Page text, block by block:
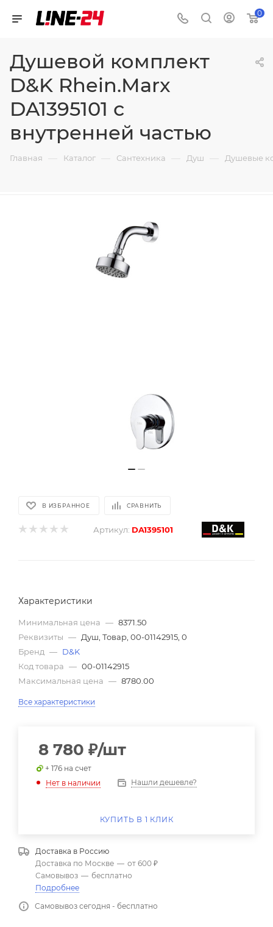
0
Душевой комплект
D&K Rhein.Marx
DA1395101 с
внутренней частью
Главная — Каталог — Сантехника — Душ — Душевые
В ИЗБРАННОЕ СРАВНИТЬ
Артикул: DA1395101
Характеристики
Минимальная цена — 8371.50
Реквизиты — Душ, Товар, 00-01142915, 0
Бренд — D&K
Код товара — 00-01142915
Максимальная цена — 8780.00
Все характеристики
8 780 ₽/шт
+ 176 на счет
Нет в наличии
Нашли дешевле?
КУПИТЬ В 1 КЛИК
Доставка в Россию
Доставка по Москве — от 600 ₽
Самовывоз — бесплатно
Подробнее
Самовывоз сегодня - бесплатно